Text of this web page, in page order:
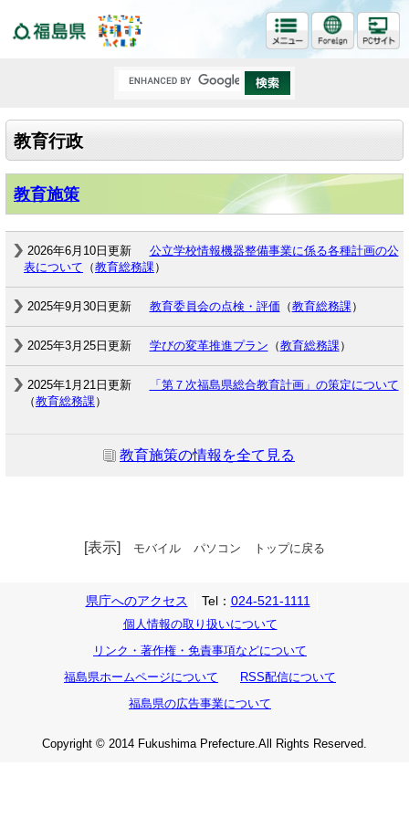
教育行政
教育施策
2026年6月10日更新
公立学校情報機器整備事業に係る各種計画の公
表について （教育総務課 ）
2025年9月30日更新 教育委員会の点検・評価 （教育総務課 ）
2025年3月25日更新 学びの変革推進プラン （教育総務課 ）
2025年1月21日更新
「第７次福島県総合教育計画」の策定について
（教育総務課 ）
教育施策の情報を全て見る
[表示] モバイル パソコン トップに戻る
県庁へのアクセス Tel： 024-521-1111
個人情報の取り扱いについて
リンク・著作権・免責事項などについて
福島県ホームページについて
RSS配信について
福島県の広告事業について
Copyright © 2014 Fukushima Prefecture.All Rights Reserved.